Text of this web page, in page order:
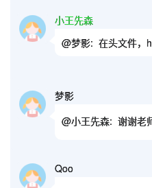
小王先森
@梦影: 在头文件，
梦影
@小王先森: 谢谢老
Qoo